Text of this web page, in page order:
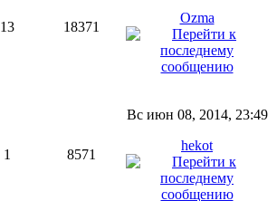
13 18371
Ozma
1 8571
Вс июн 08, 2014, 23:49
hekot